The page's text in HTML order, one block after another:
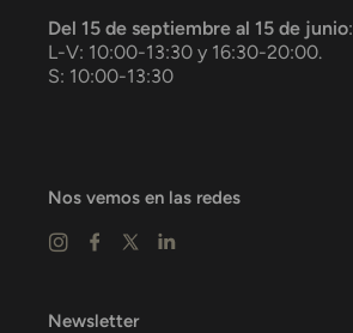
Del 15 de septiembre al 15 de junio:
L-V: 10:00-13:30 y 16:30-20:00.
S: 10:00-13:30
Nos vemos en las redes
Newsletter